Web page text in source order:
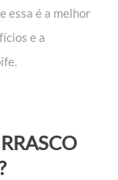
essa é a melhor
e a